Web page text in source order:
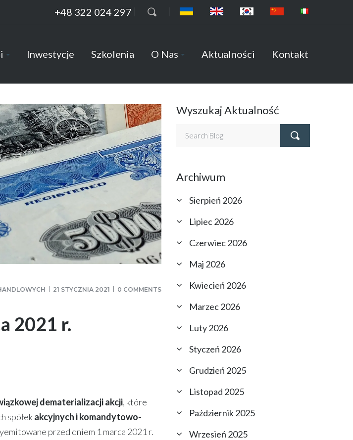
+48 322 024 297
Inwestycje Szkolenia O Nas Aktualności Kontakt
21 STYCZNIA 2021 0 COMMENTS
2021 r.
dematerializacji akcji, które
spółekakcyjnych i komandytowo-
przed dniem 1 marca 2021 r.
Wyszukaj Aktualność
Archiwum
Sierpień 2026
Lipiec 2026
Czerwiec 2026
Maj 2026
Kwiecień 2026
Marzec 2026
Luty 2026
Styczeń 2026
Grudzień 2025
Listopad 2025
Październik 2025
Wrzesień 2025